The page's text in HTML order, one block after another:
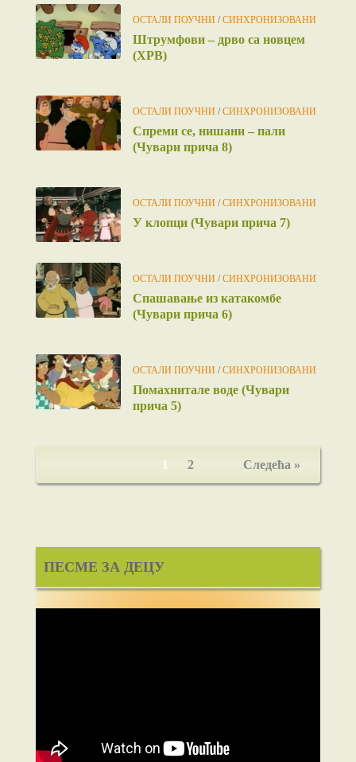
ОСТАЛИ ПОУЧНИ /СИНХРОНИЗОВАНИ
Штрумфови – дрво са новцем
(ХРВ)
ОСТАЛИ ПОУЧНИ /СИНХРОНИЗОВАНИ
Спреми се, нишани – пали
(Чувари прича 8)
ОСТАЛИ ПОУЧНИ /СИНХРОНИЗОВАНИ
У клопци (Чувари прича 7)
ОСТАЛИ ПОУЧНИ /СИНХРОНИЗОВАНИ
Спашавање из катакомбе
(Чувари прича 6)
ОСТАЛИ ПОУЧНИ /СИНХРОНИЗОВАНИ
Помахнитале воде (Чувари
прича 5)
1 2 Следећа »
ПЕСМЕ ЗА ДЕЦУ